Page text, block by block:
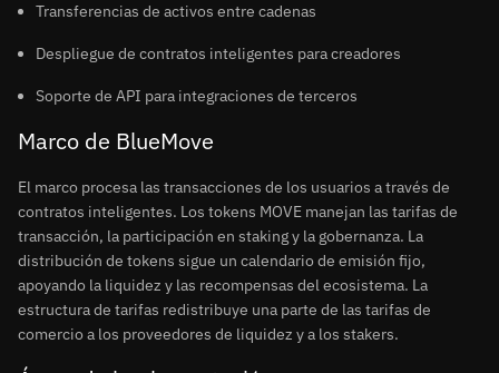
Transferencias de activos entre cadenas
Despliegue de contratos inteligentes para creadores
Soporte de API para integraciones de terceros
Marco de BlueMove
El marco procesa las transacciones de los usuarios a través de
contratos inteligentes. Los tokens MOVE manejan las tarifas de
transacción, la participación en staking y la gobernanza. La
distribución de tokens sigue un calendario de emisión fijo,
apoyando la liquidez y las recompensas del ecosistema. La
estructura de tarifas redistribuye una parte de las tarifas de
comercio a los proveedores de liquidez y a los stakers.